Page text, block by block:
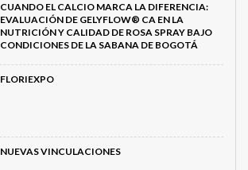
CUANDO EL CALCIO MARCA LA DIFERENCIA:
EVALUACIÓN DE GELYFLOW® CA EN LA
NUTRICIÓN Y CALIDAD DE ROSA SPRAY BAJO
CONDICIONES DE LA SABANA DE BOGOTÁ
FLORIEXPO
NUEVAS VINCULACIONES